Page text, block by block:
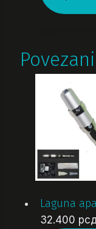
Laguna
32.400